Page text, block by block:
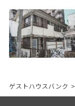
ゲストハウスバンク >